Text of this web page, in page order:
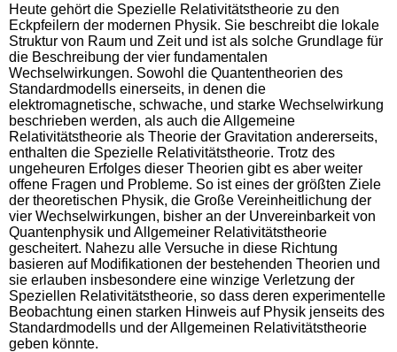
Heute gehört die Spezielle Relativitätstheorie zu den
Eckpfeilern der modernen Physik. Sie beschreibt die lokale
Struktur von Raum und Zeit und ist als solche Grundlage für
die Beschreibung der vier fundamentalen
Wechselwirkungen. Sowohl die Quantentheorien des
Standardmodells einerseits, in denen die
elektromagnetische, schwache, und starke Wechselwirkung
beschrieben werden, als auch die Allgemeine
Relativitätstheorie als Theorie der Gravitation andererseits,
enthalten die Spezielle Relativitätstheorie. Trotz des
ungeheuren Erfolges dieser Theorien gibt es aber weiter
offene Fragen und Probleme. So ist eines der größten Ziele
der theoretischen Physik, die Große Vereinheitlichung der
vier Wechselwirkungen, bisher an der Unvereinbarkeit von
Quantenphysik und Allgemeiner Relativitätstheorie
gescheitert. Nahezu alle Versuche in diese Richtung
basieren auf Modifikationen der bestehenden Theorien und
sie erlauben insbesondere eine winzige Verletzung der
Speziellen Relativitätstheorie, so dass deren experimentelle
Beobachtung einen starken Hinweis auf Physik jenseits des
Standardmodells und der Allgemeinen Relativitätstheorie
geben könnte.